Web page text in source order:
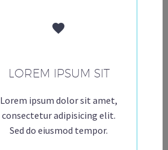


LOREM IPSUM SIT
Lorem ipsum dolor sit amet,
consectetur adipisicing elit.
Sed do eiusmod tempor.